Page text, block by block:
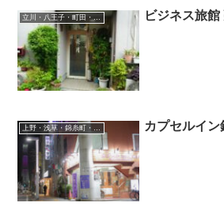
ビジネス旅館
カプセルイン